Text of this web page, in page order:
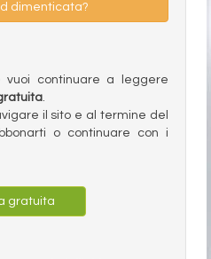
dimenticata?
continuare a leggere
.
il sito e al termine del
o continuare con i
gratuita